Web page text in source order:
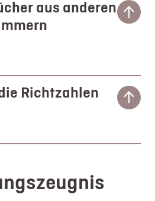
aus anderen
Richtzahlen